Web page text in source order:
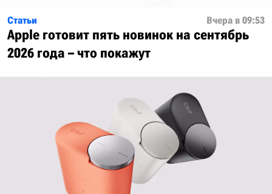
Статьи Вчера в 09:53
Apple готовит пять новинок на сентябрь
2026 года – что покажут